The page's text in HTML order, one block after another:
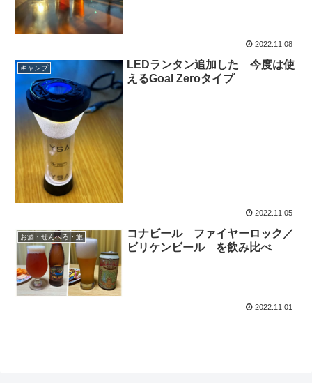
2022.11.08
キャンプ
LEDランタン追加した 今度は使
えるGoal Zeroタイプ
2022.11.05
お酒・せんべろ・旅
コナビール ファイヤーロック／
ビリケンビール を飲み比べ
2022.11.01